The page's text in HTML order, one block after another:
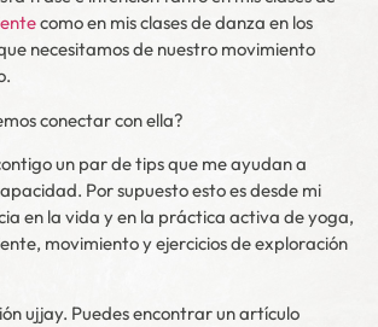
como en mis clases de danza en los
necesitamos de nuestro movimiento
conectar con ella?
un par de tips que me ayudan a
Por supuesto esto es desde mi
en la vida y en la práctica activa de yoga,
movimiento y ejercicios de exploración
ujjay. Puedes encontrar un artículo